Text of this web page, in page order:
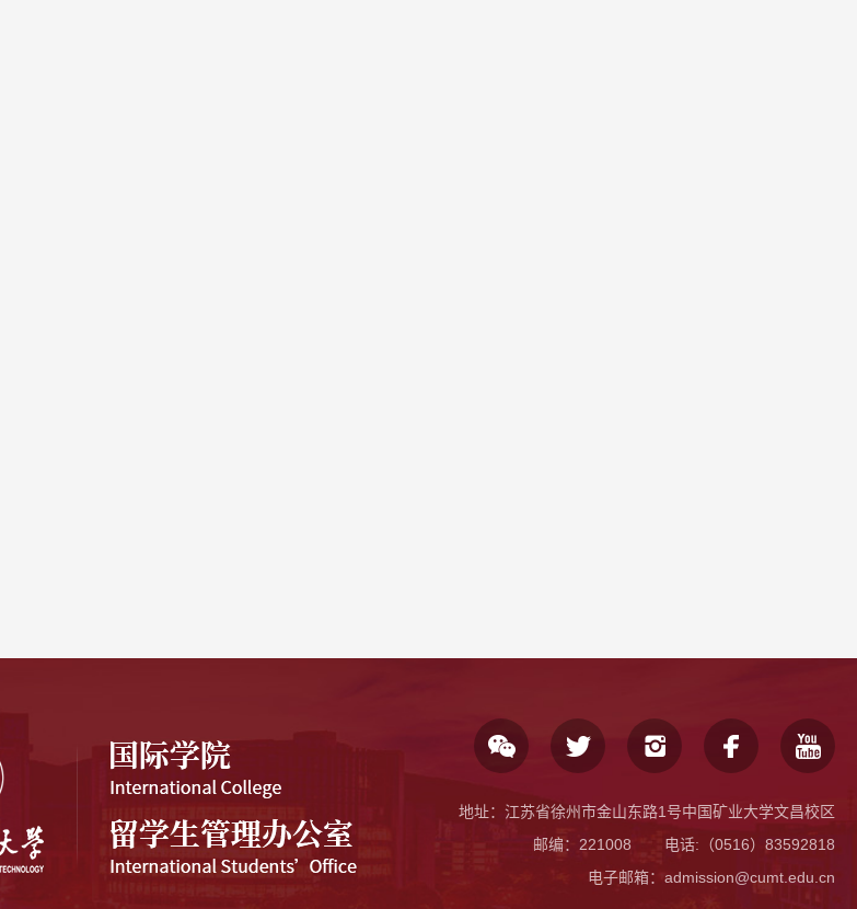
地址：江苏省徐州市金山东路1号中国矿业大学文昌校区
邮编：221008
电话: （0516）83592818
电子邮箱：admission@cumt.edu.cn